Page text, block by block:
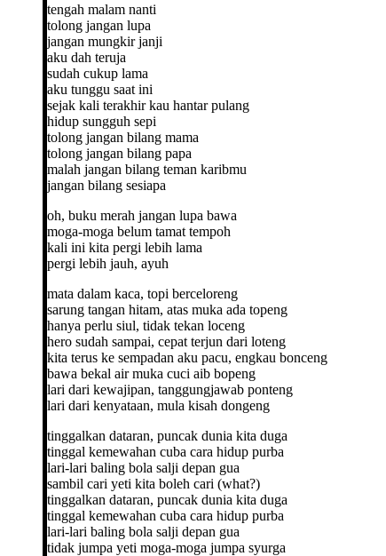
tengah malam nanti
tolong jangan lupa
jangan mungkir janji
aku dah teruja
sudah cukup lama
aku tunggu saat ini
sejak kali terakhir kau hantar pulang
hidup sungguh sepi
tolong jangan bilang mama
tolong jangan bilang papa
malah jangan bilang teman karibmu
jangan bilang sesiapa
oh, buku merah jangan lupa bawa
moga-moga belum tamat tempoh
kali ini kita pergi lebih lama
pergi lebih jauh, ayuh
mata dalam kaca, topi berceloreng
sarung tangan hitam, atas muka ada topeng
hanya perlu siul, tidak tekan loceng
hero sudah sampai, cepat terjun dari loteng
kita terus ke sempadan aku pacu, engkau bonceng
bawa bekal air muka cuci aib bopeng
lari dari kewajipan, tanggungjawab ponteng
lari dari kenyataan, mula kisah dongeng
tinggalkan dataran, puncak dunia kita duga
tinggal kemewahan cuba cara hidup purba
lari-lari baling bola salji depan gua
sambil cari yeti kita boleh cari (what?)
tinggalkan dataran, puncak dunia kita duga
tinggal kemewahan cuba cara hidup purba
lari-lari baling bola salji depan gua
tidak jumpa yeti moga-moga jumpa syurga